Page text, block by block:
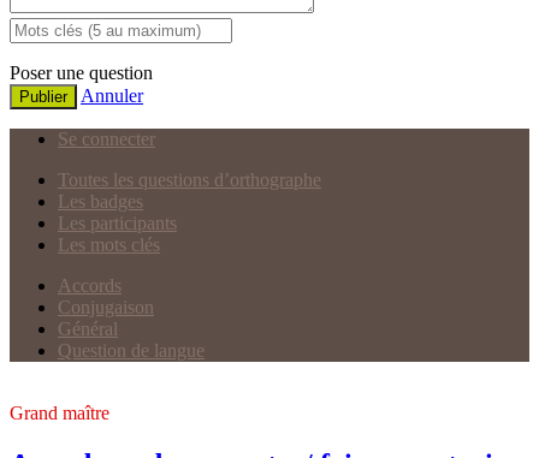
Poser une question
Publier Annuler
Se connecter
Toutes les questions d’orthographe
Les badges
Les participants
Les mots clés
Accords
Conjugaison
Général
Question de langue
Grand maître